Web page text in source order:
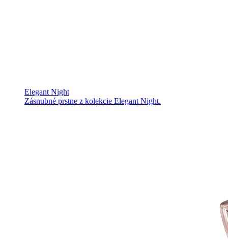
Elegant Night
Zásnubné prstne z kolekcie Elegant Night.